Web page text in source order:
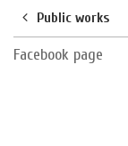
Public works
Facebook page